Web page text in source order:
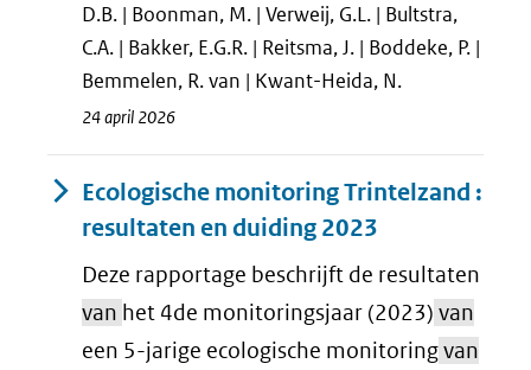
D.B. | Boonman, M. | Verweij, G.L. | Bultstra,
C.A. | Bakker, E.G.R. | Reitsma, J. | Boddeke, P. |
Bemmelen, R. van | Kwant-Heida, N.
24 april 2026
Ecologische monitoring Trintelzand :
resultaten en duiding 2023
Deze rapportage beschrijft de resultaten
van het 4de monitoringsjaar (2023) van
een 5-jarige ecologische monitoringvan